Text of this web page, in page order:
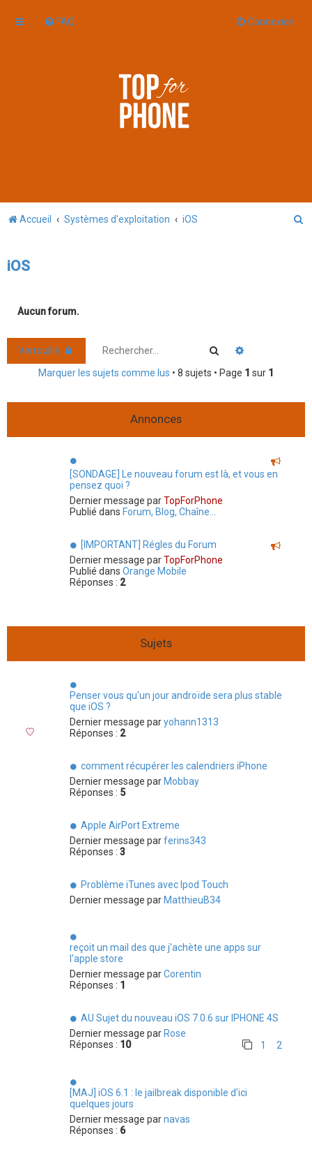
FAQ Connexion
Accueil Systèmes d'exploitation iOS
iOS
Aucun forum.
Verrouillé Rechercher
Marquer les sujets comme lus • 8 sujets • Page 1 sur 1
Annonces
[SONDAGE] Le nouveau forum est là, et vous en
pensez quoi ?
Dernier message parTopForPhone
Publié dans Forum, Blog, Chaîne...
[IMPORTANT] Régles du Forum
Dernier message parTopForPhone
Publié dans Orange Mobile
Réponses : 2
Sujets
Penser vous qu'un jour androïde sera plus stable
que iOS ?
Dernier message paryohann1313
Réponses : 2
comment récupérer les calendriers iPhone
Dernier message parMobbay
Réponses : 5
Apple AirPort Extreme
Dernier message parferins343
Réponses : 3
Problème iTunes avec Ipod Touch
Dernier message parMatthieuB34
reçoit un mail des que j'achète une apps sur
l'apple store
Dernier message parCorentin
Réponses : 1
AU Sujet du nouveau iOS 7.0.6 sur IPHONE 4S
Dernier message parRose
Réponses : 10 1 2
[MAJ] iOS 6.1 : le jailbreak disponible d'ici
quelques jours
Dernier message parnavas
Réponses : 6